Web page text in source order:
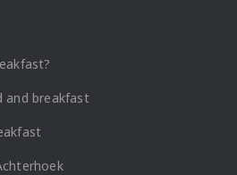
and breakfast